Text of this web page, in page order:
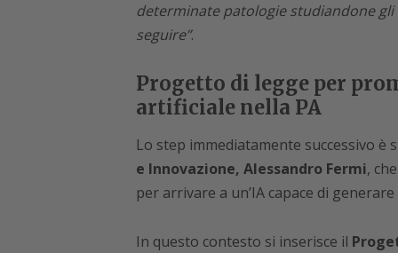
determinate patologie studiandone
seguire”.
Progetto di legge per
artificiale nella PA
Lo step immediatamente successivo è
e Innovazione, Alessandro Fermi,
per arrivare a un’IA capace di
In questo contesto si inserisce il